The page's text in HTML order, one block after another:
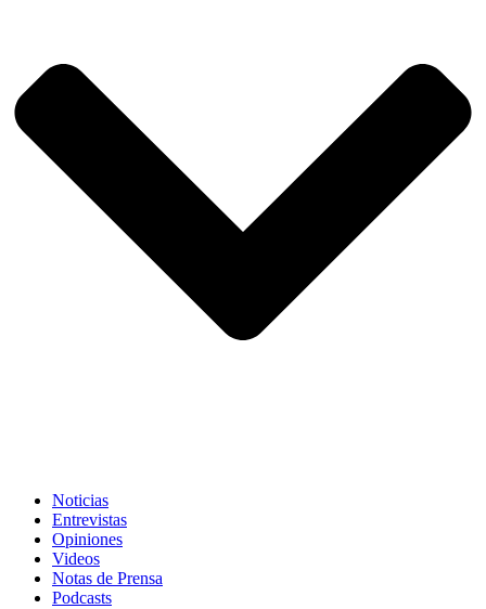
Noticias
Entrevistas
Opiniones
Videos
Notas de Prensa
Podcasts